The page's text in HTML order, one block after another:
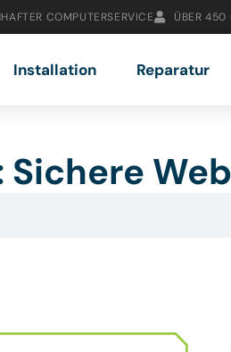
COMPUTERSERVICE ÜBER 450
Installation Reparatur